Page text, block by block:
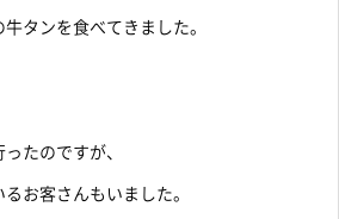
タンを食べてきました。
たのですが、
お客さんもいました。